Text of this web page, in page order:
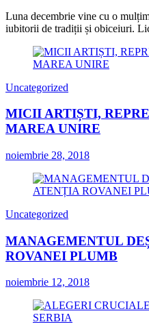
Luna decembrie vine cu o
iubitorii de tradiții și obiceiuri.
Uncategorized
MICII ARTIȘTI,
MAREA UNIRE
noiembrie 28, 2018
Uncategorized
MANAGEMENTUL
ROVANEI PLUMB
noiembrie 12, 2018